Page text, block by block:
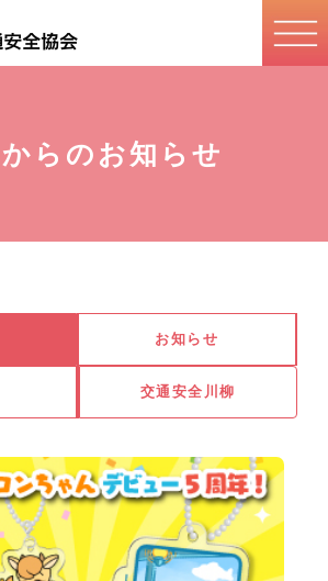
らのお知らせ
お知らせ
交通安全川柳